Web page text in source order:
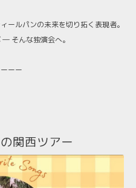
ールパンの未来を切り拓く表現者。
そんな独演会へ。
ーー
関西ツアー